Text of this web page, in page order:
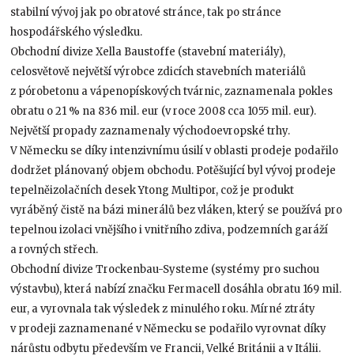
stabilní vývoj jak po obratové stránce, tak po stránce
hospodářského výsledku.
Obchodní divize Xella Baustoffe (stavební materiály),
celosvětově největší výrobce zdicích stavebních materiálů
z pórobetonu a vápenopískových tvárnic, zaznamenala pokles
obratu o 21 % na 836 mil. eur (v roce 2008 cca 1055 mil. eur).
Největší propady zaznamenaly východoevropské trhy.
V Německu se díky intenzivnímu úsilí v oblasti prodeje podařilo
dodržet plánovaný objem obchodu. Potěšující byl vývoj prodeje
tepelněizolačních desek Ytong Multipor, což je produkt
vyráběný čistě na bázi minerálů bez vláken, který se používá pro
tepelnou izolaci vnějšího i vnitřního zdiva, podzemních garáží
a rovných střech.
Obchodní divize Trockenbau-Systeme (systémy pro suchou
výstavbu), která nabízí značku Fermacell dosáhla obratu 169 mil.
eur, a vyrovnala tak výsledek z minulého roku. Mírné ztráty
v prodeji zaznamenané v Německu se podařilo vyrovnat díky
nárůstu odbytu především ve Francii, Velké Británii a v Itálii.